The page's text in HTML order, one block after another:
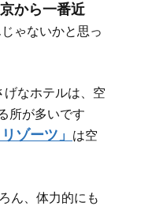
から一番近
ゃないかと思っ
げなホテルは、空
所が多いです
ゾーツ」
は空
ん、体力的にも